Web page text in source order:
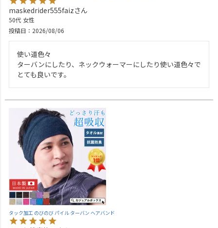
maskedrider555faiz
50代 女性
投稿日
2026/08/06
使い道色々
ターバンにしたり、ネックウォーマーにしたり使い道色々で
とても良いです。
タック加工 のびのび パイル ターバン ヘアバンド